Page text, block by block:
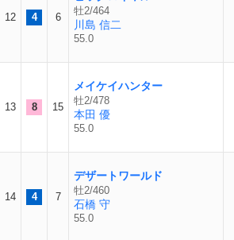
12 4 6
牡2/464
川島 信二
55.0
13 8 15
メイケイハンター
牡2/478
本田 優
55.0
14 4 7
デザートワールド
牡2/460
石橋 守
55.0